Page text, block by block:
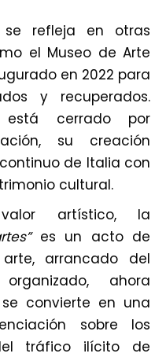
se refleja en otras
el Museo de Arte
en 2022 para
y recuperados.
está cerrado por
su creación
de Italia con
cultural.
artístico, la
es un acto de
arrancado del
ahora
convierte en una
sobre los
tráfico ilícito de